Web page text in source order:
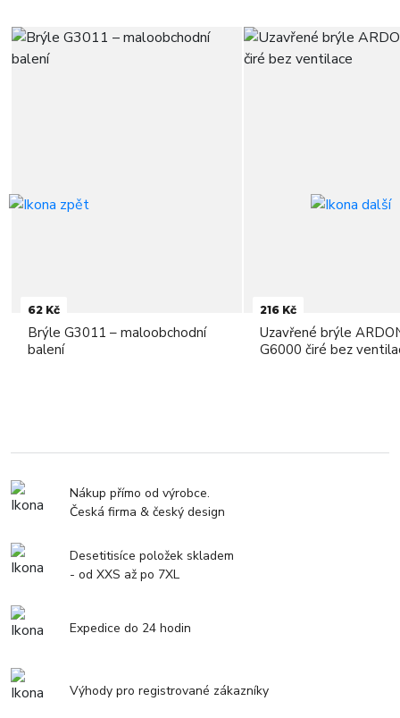
62 Kč
Brýle G3011 – maloobchodní
balení
216 Kč
Uzavřené brýle
G6000 čiré bez
Nákup přímo od výrobce.
Česká firma & český design
Desetitisíce položek skladem
- od XXS až po 7XL
Expedice do 24 hodin
Výhody pro registrované zákazníky